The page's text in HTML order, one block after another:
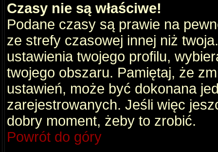
Czasy nie są właściwe!
Podane czasy są prawie na
ze strefy czasowej innej niż
ustawienia twojego profilu,
twojego obszaru. Pamiętaj, że
ustawień, może być dokonana
zarejestrowanych. Jeśli więc
dobry moment, żeby to zrobić.
Powrót do góry